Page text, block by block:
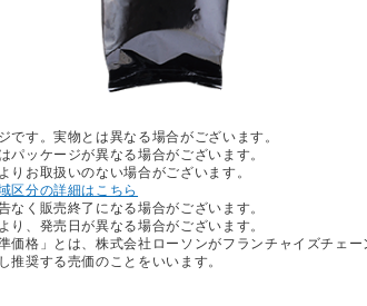
です。実物とは異なる場合がございます。
パッケージが異なる場合がございます。
りお取扱いのない場合がございます。
区分の詳細はこちら
なく販売終了になる場合がございます。
り、発売日が異なる場合がございます。
価格」とは、株式会社ローソンがフランチャイズチェー
推奨する売価のことをいいます。